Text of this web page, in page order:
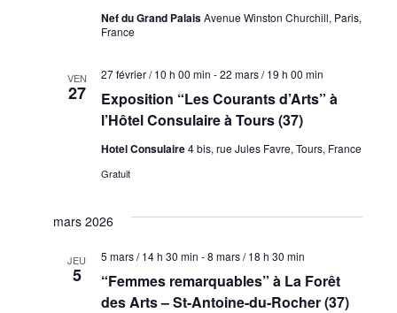
Nef du Grand PalaisAvenue Winston Churchill, Paris,
France
VEN
27
Exposition “Les Courants d’Arts” à
l’Hôtel Consulaire à Tours (37)
27 février / 10 h 00 min -22 mars / 19 h 00 min
Hotel Consulaire4 bis, rue Jules Favre, Tours, France
Gratuit
mars 2026
JEU
5
“Femmes remarquables” à La Forêt
des Arts – St-Antoine-du-Rocher (37)
5 mars / 14 h 30 min -8 mars / 18 h 30 min